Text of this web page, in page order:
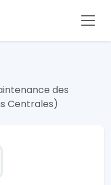
des
Centrales)